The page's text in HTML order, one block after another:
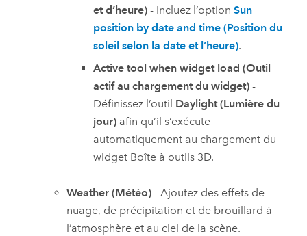
et d’heure)- Incluez l’option Sun
position by date and time (Position du
soleil selon la date et l’heure).
Active tool when widget load (Outil
actif au chargement du widget)-
Définissez l’outil Daylight (Lumière du
jour)afin qu’il s’exécute
automatiquement au chargement du
widget Boîte à outils 3D.
Weather (Météo) - Ajoutez des effets de
nuage, de précipitation et de brouillard à
l’atmosphère et au ciel de la scène.